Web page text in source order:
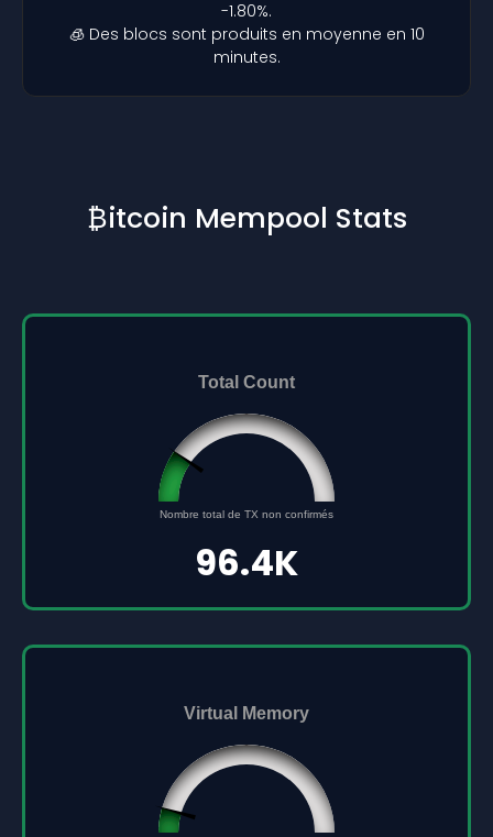
-1.80%.
🧊 Des blocs sont produits en moyenne en 10
minutes.
₿itcoin Mempool Stats
Total Count
Nombre total de TX non confirmés
0 500000
96.4K
Virtual Memory
45561691